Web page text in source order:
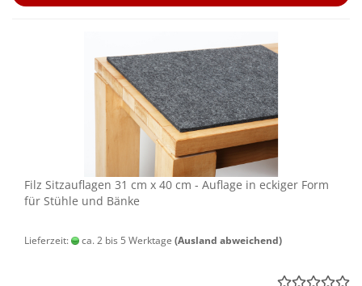
Filz Sitz­auf­la­gen 31 cm x 40 cm - Auf­la­ge in ecki­ger Form
für Stüh­le und Bänke
Lieferzeit: ca. 2 bis 5 Werktage (Ausland abweichend)